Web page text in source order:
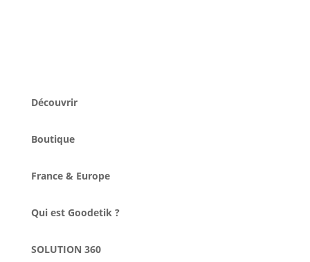
Découvrir
Boutique
France & Europe
Qui est Goodetik ?
SOLUTION 360